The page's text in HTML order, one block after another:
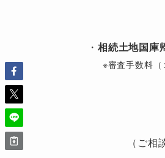
・相続土地国庫
※審査手数料（
（ご